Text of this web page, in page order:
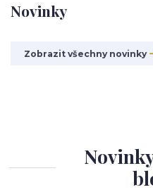
Novinky
Zobrazit všechny novinky